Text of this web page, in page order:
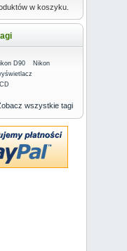
w koszyku.
D90
Nikon
wszystkie tagi